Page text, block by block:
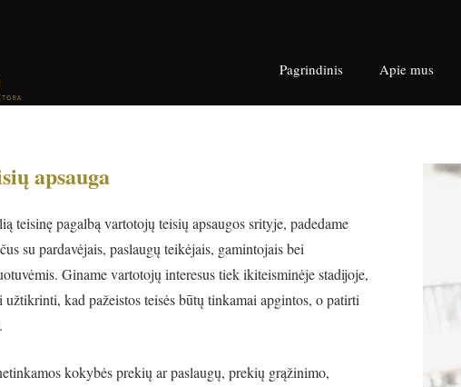
Pagrindinis Apie mus
apsauga
teisinę pagalbą vartotojų teisių apsaugos srityje, padedame
su pardavėjais, paslaugų teikėjais, gamintojais bei
Giname vartotojų interesus tiek ikiteisminėje stadijoje,
užtikrinti, kad pažeistos teisės būtų tinkamai apgintos, o patirti
kokybės prekių ar paslaugų, prekių grąžinimo,